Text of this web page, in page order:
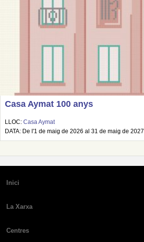
Casa Aymat 100 anys
LLOC: Casa Aymat
DATA: De l'1 de maig de 2026 al 31 de maig de 2027
Inici
La Xarxa
Centres